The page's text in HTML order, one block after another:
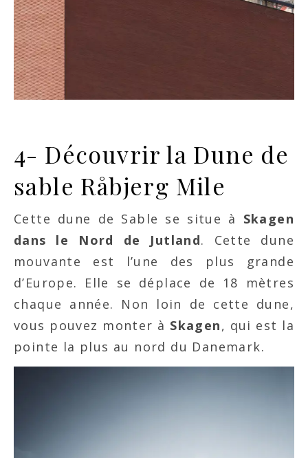
4- Découvrir la Dune de
sable Råbjerg Mile
Cette dune de Sable se situe à Skagen
dans le Nord de Jutland. Cette dune
mouvante est l’une des plus grande
d’Europe. Elle se déplace de 18 mètres
chaque année. Non loin de cette dune,
vous pouvez monter à Skagen, qui est la
pointe la plus au nord du Danemark.